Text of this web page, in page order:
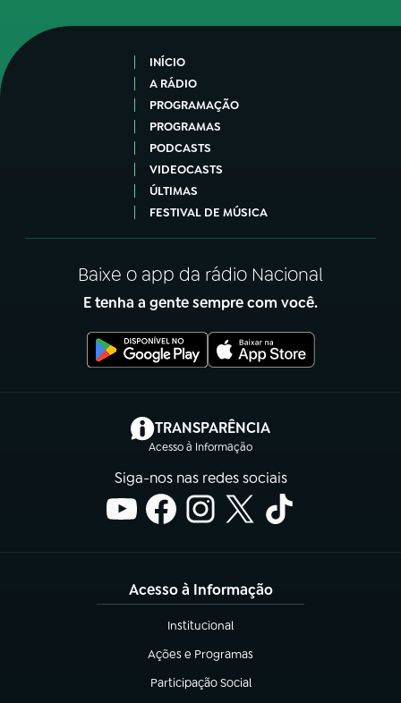
INÍCIO
A RÁDIO
PROGRAMAÇÃO
PROGRAMAS
PODCASTS
VIDEOCASTS
ÚLTIMAS
FESTIVAL DE MÚSICA
Baixe o app da rádio Nacional
E tenha a gente sempre com você.
TRANSPARÊNCIA
Acesso à Informação
(abre em nova aba)
Siga-nos nas redes sociais
Acesso à Informação
Institucional
(abre em nova aba)
Ações e Programas
(abre em nova aba)
Participação Social
(abre em nova aba)